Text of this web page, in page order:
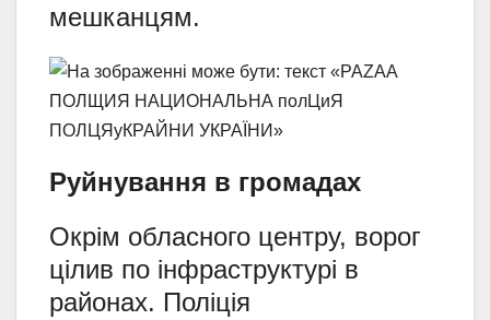
мешканцям.
Руйнування в громадах
Окрім обласного центру, ворог
цілив по інфраструктурі в
районах. Поліція